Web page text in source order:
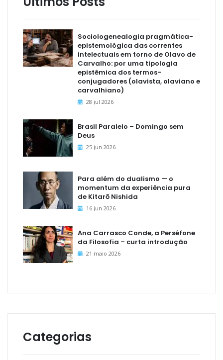
Sociologenealogia pragmática-
epistemológica das correntes
intelectuais em torno de Olavo de
Carvalho: por uma tipologia
epistêmica dos termos-
conjugadores (olavista, olaviano e
carvalhiano)
28 jul 2026
Brasil Paralelo – Domingo sem
Deus
25 jun 2026
Para além do dualismo — o
momentum da experiência pura
de Kitarō Nishida
16 jun 2026
Ana Carrasco Conde, a Perséfone
da Filosofia – curta introdução
21 maio 2026
Categorias